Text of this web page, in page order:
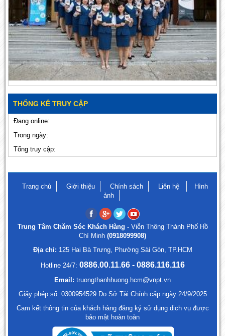
THỐNG KÊ TRUY CẬP
Đang online:
Trong ngày:
Tổng truy cập:
Trang chủ Giới thiệu Chính sách Liên hệ
Hình
ảnh
Trung Tâm Chăm Sóc Khách Hàng - Viễn Thông Thành Phố Hồ
Chí Minh (0918099908)
Địa chỉ: 125 Hai Bà Trưng, Phường Sài Gòn, TP.HCM
Hotline 24/7: 0886.00.11.66 - 0886.116.116
Email: truongthanhhuong.hcm@vnpt.vn
Giấy phép số: 0300954529 Do Sở Tài Chính cấp ngày 24/9/2025
Cam kết thông tin của khách hàng đăng ký sử dụng dịch vụ được
bảo mật hoàn toàn